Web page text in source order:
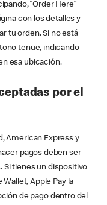
“Order Here”
con los detalles y
tu orden. Si no está
tenue, indicando
esa ubicación.
por el
American Express y
pagos deben ser
Si tienes un dispositivo
Apple Pay la
de pago dentro del